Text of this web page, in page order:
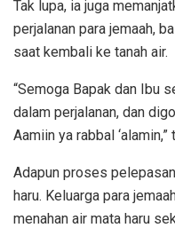
Tak lupa, ia juga
perjalanan para jemaah,
saat kembali ke tanah air.
“Semoga Bapak dan Ibu
dalam perjalanan, dan
Aamiin ya rabbal ‘alamin,”
Adapun proses
haru. Keluarga para
menahan air mata haru